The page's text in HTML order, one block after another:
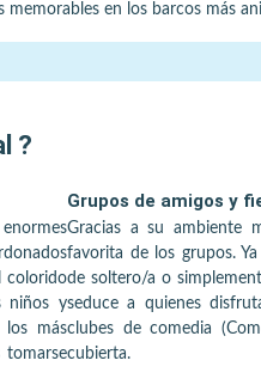
en los barcos más
?
colorido
niños y
los más
tomarse
Grupos de amigos y
Gracias a su ambiente
favorita de los grupos.
de soltero/a o
seduce a quienes
clubes de comedia
cubierta.